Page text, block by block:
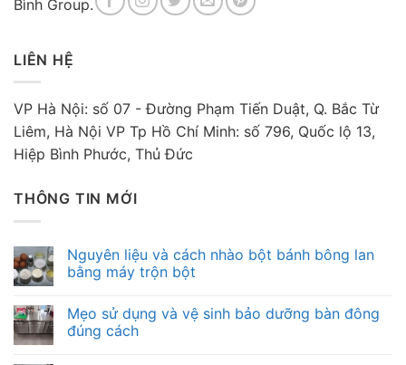
Bình Group.
LIÊN HỆ
VP Hà Nội: số 07 - Đường Phạm Tiến Duật, Q. Bắc Từ
Liêm, Hà Nội VP Tp Hồ Chí Minh: số 796, Quốc lộ 13,
Hiệp Bình Phước, Thủ Đức
THÔNG TIN MỚI
Nguyên liệu và cách nhào bột bánh bông lan
bằng máy trộn bột
Mẹo sử dụng và vệ sinh bảo dưỡng bàn đông
đúng cách